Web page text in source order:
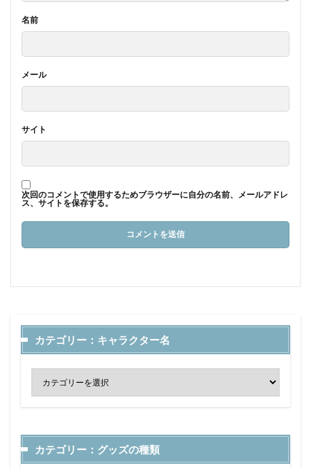
名前
メール
サイト
次回のコメントで使用するためブラウザーに自分の名前、メールアドレ
ス、サイトを保存する。
カテゴリー：キャラクター名
カテゴリー：グッズの種類